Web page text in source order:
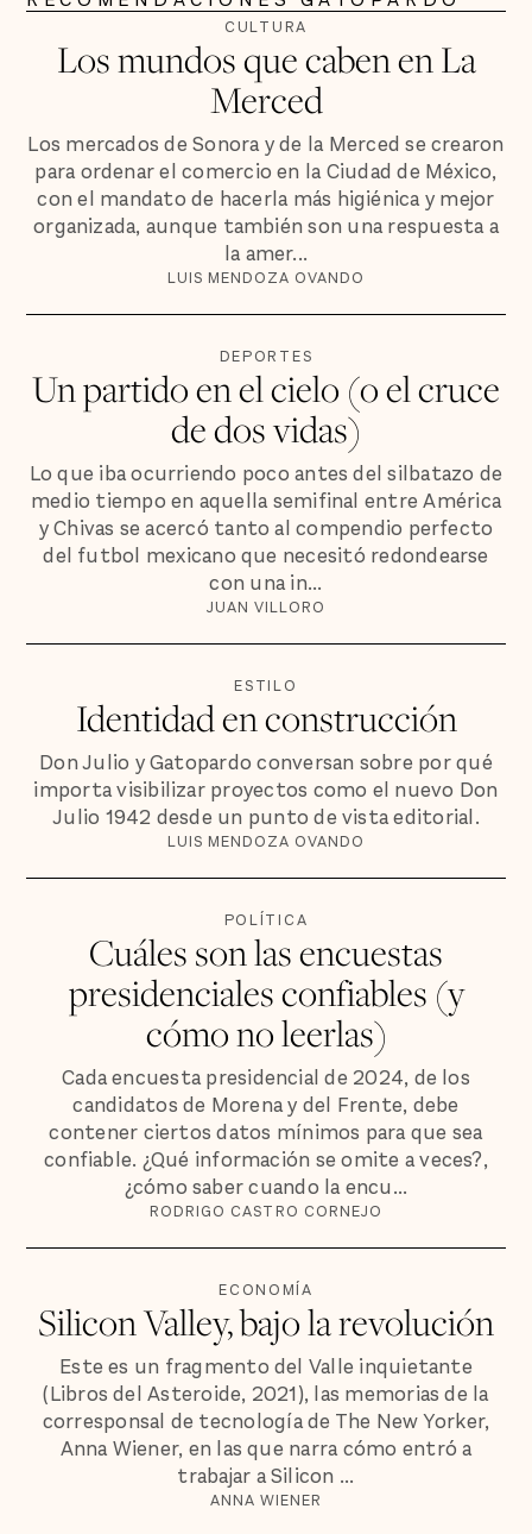
CULTURA
Los mundos que caben en La
Merced
Los mercados de Sonora y de la Merced se crearon
para ordenar el comercio en la Ciudad de México,
con el mandato de hacerla más higiénica y mejor
organizada, aunque también son una respuesta a
la amer...
LUIS MENDOZA OVANDO
DEPORTES
Un partido en el cielo (o el cruce
de dos vidas)
Lo que iba ocurriendo poco antes del silbatazo de
medio tiempo en aquella semifinal entre América
y Chivas se acercó tanto al compendio perfecto
del futbol mexicano que necesitó redondearse
con una in...
JUAN VILLORO
ESTILO
Identidad en construcción
Don Julio y Gatopardo conversan sobre por qué
importa visibilizar proyectos como el nuevo Don
Julio 1942 desde un punto de vista editorial.
LUIS MENDOZA OVANDO
POLÍTICA
Cuáles son las encuestas
presidenciales confiables (y
cómo no leerlas)
Cada encuesta presidencial de 2024, de los
candidatos de Morena y del Frente, debe
contener ciertos datos mínimos para que sea
confiable. ¿Qué información se omite a veces?,
¿cómo saber cuando la encu...
RODRIGO CASTRO CORNEJO
ECONOMÍA
Silicon Valley, bajo la revolución
Este es un fragmento del Valle inquietante
(Libros del Asteroide, 2021), las memorias de la
corresponsal de tecnología de The New Yorker,
Anna Wiener, en las que narra cómo entró a
trabajar a Silicon ...
ANNA WIENER